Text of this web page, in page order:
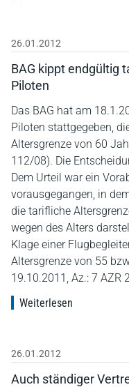
26.01.2012
BAG kippt endgültig
Piloten
Das BAG hat am
Piloten stattgegeben,
Altersgrenze von 60
112/08). Die
Dem Urteil war ein
vorausgegangen, in
die tarifliche
wegen des Alters
Klage einer
Altersgrenze von 55
19.10.2011, Az.: 7 AZR
Weiterlesen
26.01.2012
Auch ständiger